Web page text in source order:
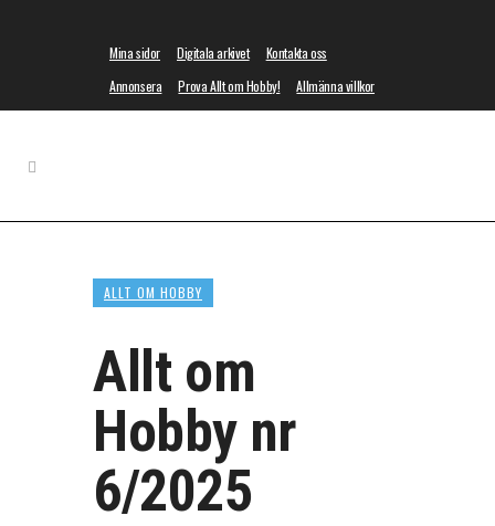
Mina sidor Digitala arkivet
Kontakta oss
Annonsera
Prova Allt om Hobby! Allmänna villkor
ALLT OM HOBBY
Allt om
Hobby nr
6/2025